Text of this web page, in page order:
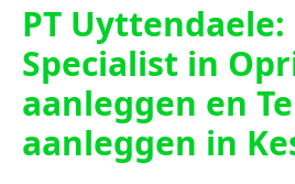
PT Uyttendaele:
Specialist in
aanleggen en
aanleggen in